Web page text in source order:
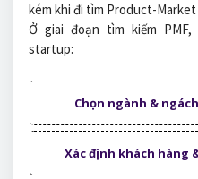
kém khi đi tìm Product-
Ở giai đoạn tìm kiếm
startup:
Chọn ngành &
Xác định khách hàng